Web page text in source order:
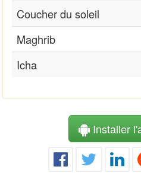
Coucher du soleil
Maghrib
Icha
Installer